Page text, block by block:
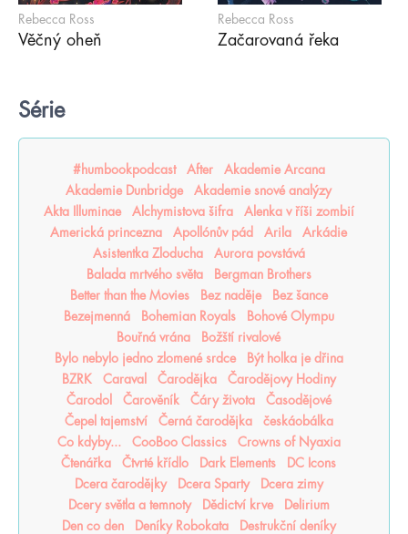
Rebecca Ross
Věčný oheň
Rebecca Ross
Začarovaná řeka
Série
#humbookpodcast After
Akademie Arcana
Akademie Dunbridge
Akademie snové analýzy
Akta Illuminae
Alchymistova šifra
Alenka v říši zombií
Americká princezna
Apollónův pád Arila
Arkádie
Asistentka Zloducha
Aurora povstává
Balada mrtvého světa
Bergman Brothers
Better than the Movies
Bez naděje
Bez šance
Bezejmenná
Bohemian Royals
Bohové Olympu
Bouřná vrána
Božští rivalové
Bylo nebylo jedno zlomené srdce
Být holka je dřina
BZRK
Caraval Čarodějka
Čarodějovy Hodiny
Čarodol
Čarověník Čáry života
Časodějové
Čepel tajemství
Černá čarodějka
českáobálka
Co kdyby...
CooBoo Classics
Crowns of Nyaxia
Čtenářka
Čtvrté křídlo Dark Elements
DC Icons
Dcera čarodějky
Dcera Sparty
Dcera zimy
Dcery světla a temnoty
Dědictví krve
Delirium
Den co den
Deníky Robokata
Destrukční deníky